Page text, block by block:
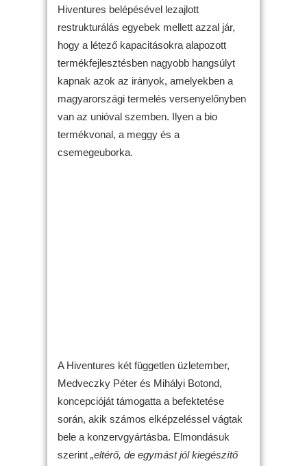
Hiventures belépésével lezajlott
restrukturálás egyebek mellett azzal jár,
hogy a létező kapacitásokra alapozott
termékfejlesztésben nagyobb hangsúlyt
kapnak azok az irányok, amelyekben a
magyarországi termelés versenyelőnyben
van az unióval szemben. Ilyen a bio
termékvonal, a meggy és a
csemegeuborka.
A Hiventures két független üzletember,
Medveczky Péter és Mihályi Botond,
koncepcióját támogatta a befektetése
során, akik számos elképzeléssel vágtak
bele a konzervgyártásba. Elmondásuk
szerint „eltérő, de egymást jól kiegészítő